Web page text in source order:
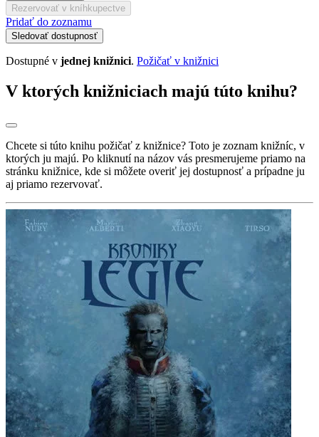
Rezervovať v kníhkupectve
Pridať do zoznamu
Sledovať dostupnosť
Dostupné v jednej knižnici. Požičať v knižnici
V ktorých knižniciach majú túto knihu?
Chcete si túto knihu požičať z knižnice? Toto je zoznam knižníc, v
ktorých ju majú. Po kliknutí na názov vás presmerujeme priamo na
stránku knižnice, kde si môžete overiť jej dostupnosť a prípadne ju
aj priamo rezervovať.